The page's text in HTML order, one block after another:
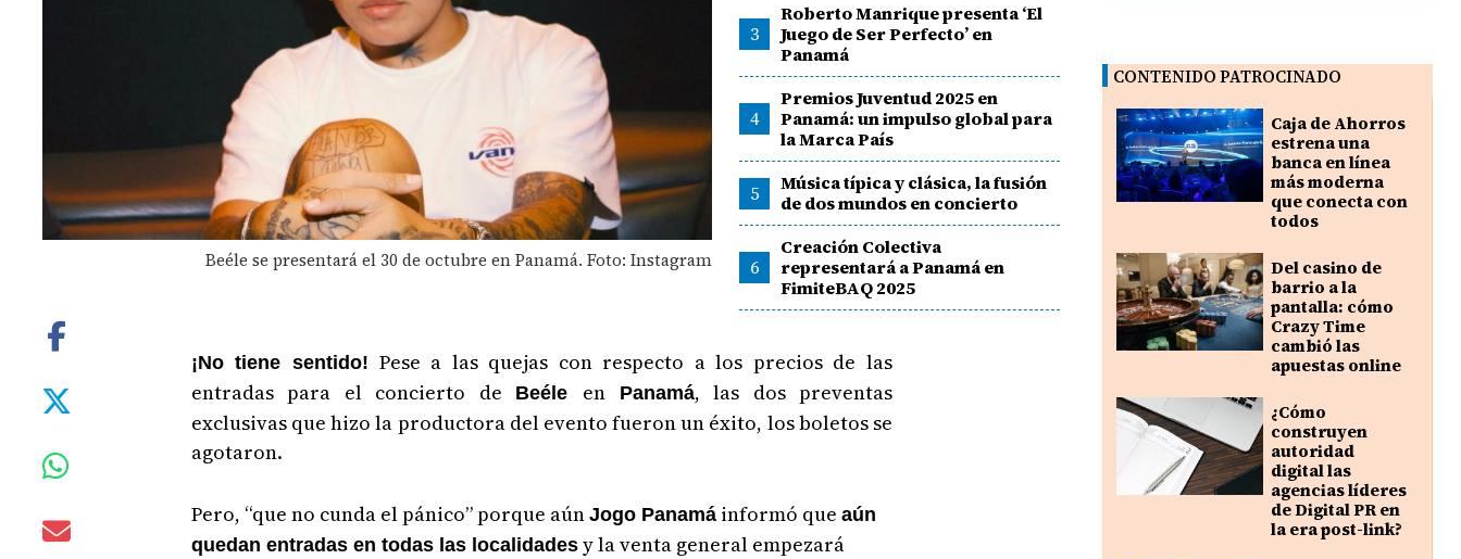
Beéle se presentará el 30 de octubre en Panamá. Foto: Instagram
3
Roberto Manrique presenta ‘El
Juego de Ser Perfecto’ en
Panamá
4
Premios Juventud 2025 en
Panamá: un impulso global para
la Marca País
5
Música típica y clásica, la fusión
de dos mundos en concierto
6
Creación Colectiva
representará a Panamá en
FimiteBAQ 2025
¡No tiene sentido! Pese a las quejas con respecto a los precios de las
entradas para el concierto de
Beéle en Panamá, las dos preventas
exclusivas que hizo la productora del evento fueron un éxito, los boletos se
agotaron.
Pero, “que no cunda el pánico” porque aún Jogo Panamáinformó que aún
quedan entradas en todas las localidadesy la venta general empezará
CONTENIDO PATROCINADO
Caja de Ahorros
estrena una
banca en línea
más moderna
que conecta con
todos
Del casino de
barrio a la
pantalla: cómo
Crazy Time
cambió las
apuestas online
¿Cómo
construyen
autoridad
digital las
agencias líderes
de Digital PR en
la era post-link?